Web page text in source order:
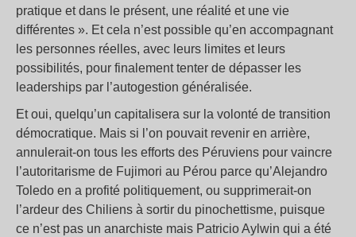
pratique et dans le présent, une réalité et une vie
différentes ». Et cela n’est possible qu’en accompagnant
les personnes réelles, avec leurs limites et leurs
possibilités, pour finalement tenter de dépasser les
leaderships par l’autogestion généralisée.
Et oui, quelqu’un capitalisera sur la volonté de transition
démocratique. Mais si l’on pouvait revenir en arrière,
annulerait-on tous les efforts des Péruviens pour vaincre
l’autoritarisme de Fujimori au Pérou parce qu’Alejandro
Toledo en a profité politiquement, ou supprimerait-on
l’ardeur des Chiliens à sortir du pinochettisme, puisque
ce n’est pas un anarchiste mais Patricio Aylwin qui a été